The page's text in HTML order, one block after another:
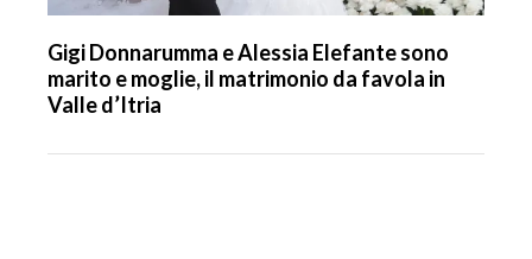
Gigi Donnarumma e Alessia Elefante sono
marito e moglie, il matrimonio da favola in
Valle d’Itria